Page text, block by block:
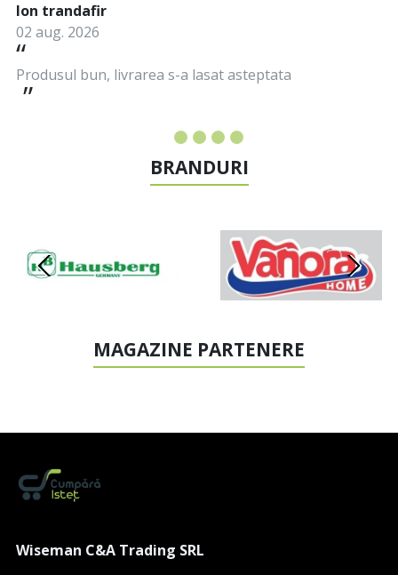
Produsul bun, livrarea s-a lasat asteptata
Ion trandafir
02 aug. 2026
BRANDURI
MAGAZINE PARTENERE
Wiseman C&A Trading SRL